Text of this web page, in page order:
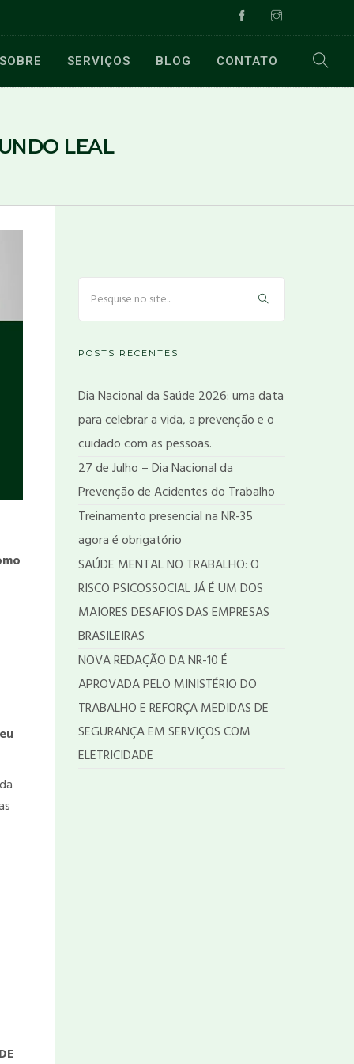
SOBRE SERVIÇOS BLOG CONTATO
LEAL
POSTS RECENTES
Dia Nacional da Saúde 2026: uma data
para celebrar a vida, a prevenção e o
cuidado com as pessoas.
27 de Julho – Dia Nacional da
Prevenção de Acidentes do Trabalho
Treinamento presencial na NR-35
agora é obrigatório
SAÚDE MENTAL NO TRABALHO: O
RISCO PSICOSSOCIAL JÁ É UM DOS
MAIORES DESAFIOS DAS EMPRESAS
BRASILEIRAS
NOVA REDAÇÃO DA NR-10 É
APROVADA PELO MINISTÉRIO DO
TRABALHO E REFORÇA MEDIDAS DE
SEGURANÇA EM SERVIÇOS COM
ELETRICIDADE